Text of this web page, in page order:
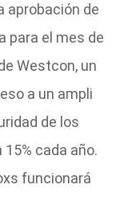
aprobación de
para el mes de
Westcon, un
a un ampli
de los
cada año.
funcionará